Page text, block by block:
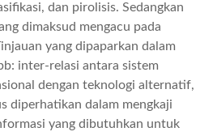
dan pirolisis. Sedangkan
dimaksud mengacu pada
yang dipaparkan dalam
inter-relasi antara sistem
dengan teknologi alternatif,
diperhatikan dalam mengkaji
yang dibutuhkan untuk